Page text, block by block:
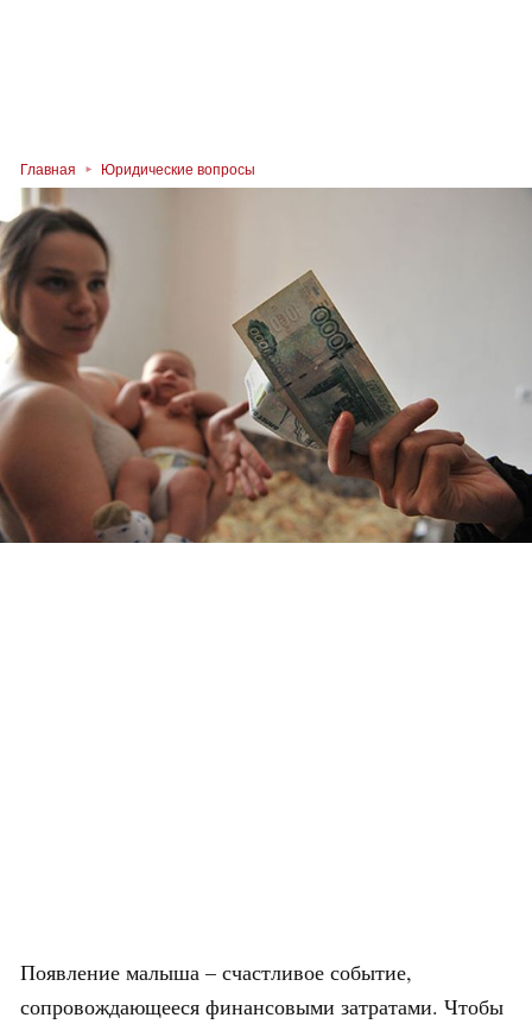
Главная Юридические вопросы
Появление малыша – счастливое событие,
сопровождающееся финансовыми затратами. Чтобы